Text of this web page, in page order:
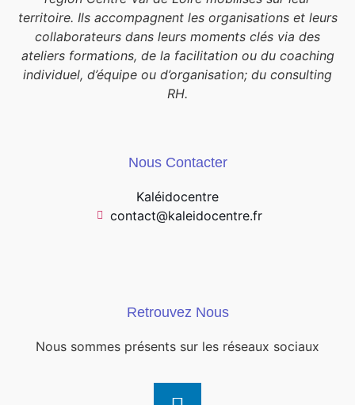
territoire. Ils accompagnent les organisations et leurs
collaborateurs dans leurs moments clés via des
ateliers formations, de la facilitation ou du coaching
individuel, d’équipe ou d’organisation; du consulting
RH.
Nous Contacter
Kaléidocentre
contact@kaleidocentre.fr
Retrouvez Nous
Nous sommes présents sur les réseaux sociaux